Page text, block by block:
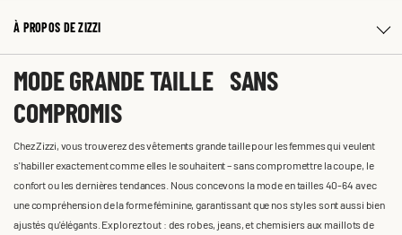
À PROPOS DE ZIZZI
MODE GRANDE TAILLE SANS
COMPROMIS
Chez Zizzi, vous trouverez des vêtements grande taille pour les femmes qui veulent
s'habiller exactement comme elles le souhaitent – sans compromettre la coupe, le
confort ou les dernières tendances. Nous concevons la mode en tailles 40-64 avec
une compréhension de la forme féminine, garantissant que nos styles sont aussi bien
ajustés qu'élégants. Explorez tout : des robes, jeans, et chemisiers aux maillots de